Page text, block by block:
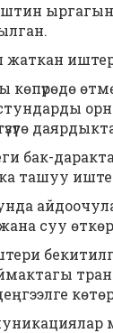
ыргагын
көпүрөдө
даярдыктар
бак-
ташуу иштери
өткөрүүчү